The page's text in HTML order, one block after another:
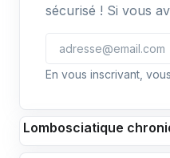
sécurisé ! Si vous
En vous inscrivant,
Lombosciatique